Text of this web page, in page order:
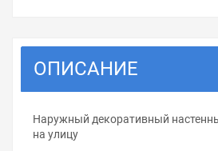
ОПИСАНИЕ
Наружный декоративный
на улицу